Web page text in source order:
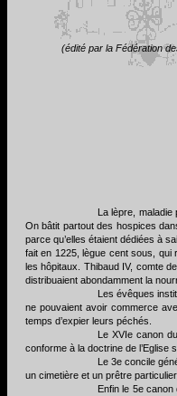
(édité par la Fédération
La lèpre,
On bâtit partout des hospices
parce qu’elles étaient dédiées à
fait en 1225, lègue cent sous,
les hôpitaux. Thibaud IV, comte
distribuaient abondamment la
Les évêques
ne pouvaient avoir commerce
temps d’expier leurs péchés.
Le XVIe canon
conforme à la doctrine de l’Eglise
Le 3e concile
un cimetière et un prêtre
Enfin le 5e